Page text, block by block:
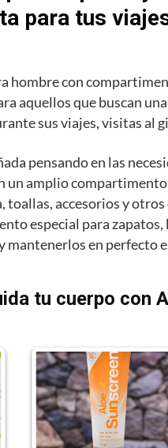
para tus
hombre con
aquellos que buscan
sus viajes, visitas al
pensando en las
un amplio
toallas, accesorios y
especial para
mantenerlos en perfecto
tu cuerpo con